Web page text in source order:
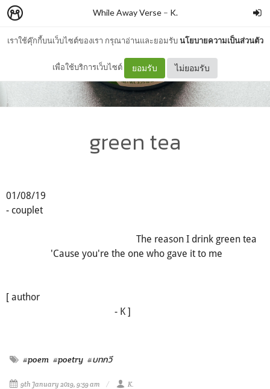
เราใช้คุ๊กกี้บนเว็บไซต์ของเรา กรุณาอ่านและยอมรับนโยบายความเป็นส่วนตัว
เพื่อใช้บริการเว็บไซต์ ยอมรับ ไม่ยอมรับ
While Away Verse– K.
green tea
01/08/19
- couplet
The reason I drink green tea
'Cause you're the one who gave it to me
[ author
- K ]
#poem #poetry #บทกวี
9th January 2019, 9:59 am K.